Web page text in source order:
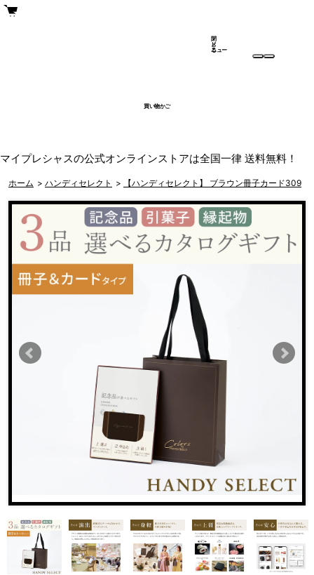
買い物かご
メ
ニュー
閉
じ
る
マイプレシャスの公式オンラインストアは全国一律 送料無料！
ホーム > ハンディセレクト > 【ハンディセレクト】 ブラウン冊子カード309